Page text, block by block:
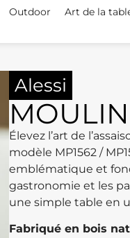
Outdoor Art de la
Alessi
Élevez l’art de
modèle MP1562 /
emblématique et
gastronomie et les
une simple table en
Fabriqué en bois